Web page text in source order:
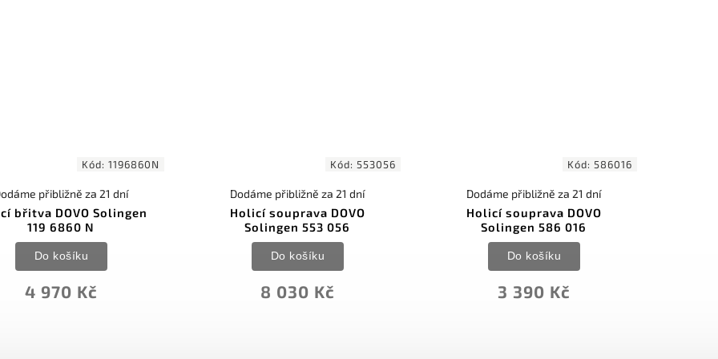
Kód:1196860N
břitva DOVO Solingen
119 6860 N
přibližně za 21 dní
4 970 Kč
Do košíku
Kód: 553056
Holicí souprava DOVO
Solingen 553 056
Dodáme přibližně za 21 dní
8 030 Kč
Do košíku
Kód: 586016
Holicí souprava DOVO
Solingen 586 016
Dodáme přibližně za 21 dní
3 390 Kč
Do košíku